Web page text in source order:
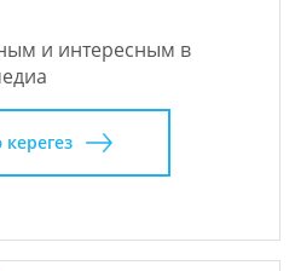
и интересным в